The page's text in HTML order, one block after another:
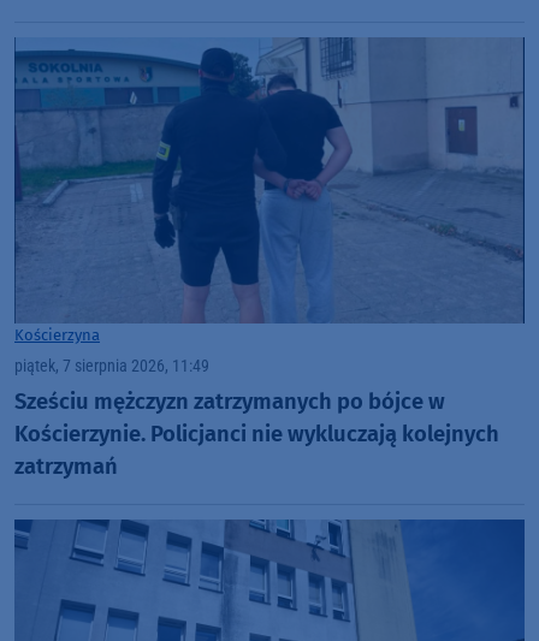
Kościerzyna
piątek, 7 sierpnia 2026, 11:49
Sześciu mężczyzn zatrzymanych po bójce w
Kościerzynie. Policjanci nie wykluczają kolejnych
zatrzymań